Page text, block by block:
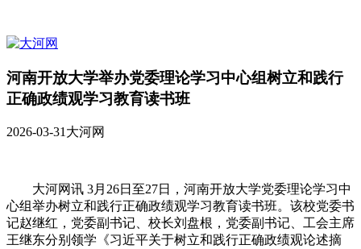
河南开放大学举办党委理论学习中心组树立和践行
正确政绩观学习教育读书班
2026-03-31大河网
大河网讯 3月26日至27日，河南开放大学党委理论学习中
心组举办树立和践行正确政绩观学习教育读书班。该校党委书
记赵继红，党委副书记、校长刘盘根，党委副书记、工会主席
王继东分别领学《习近平关于树立和践行正确政绩观论述摘